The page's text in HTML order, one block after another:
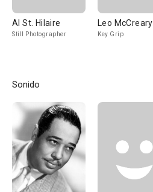
Al St. Hilaire
Still Photographer
Leo McCreary
Key Grip
Sonido